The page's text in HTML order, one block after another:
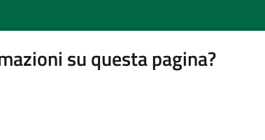
su questa pagina?